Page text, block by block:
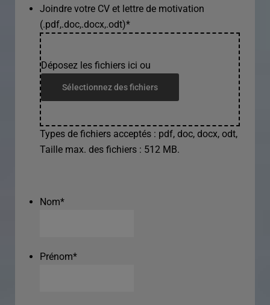
Joindre votre CV et lettre de motivation
(.pdf,.doc,.docx,.odt)*
Déposez les fichiers ici ou
Sélectionnez des fichiers
Types de fichiers acceptés : pdf, doc, docx, odt,
Taille max. des fichiers : 512 MB.
Nom*
Prénom*